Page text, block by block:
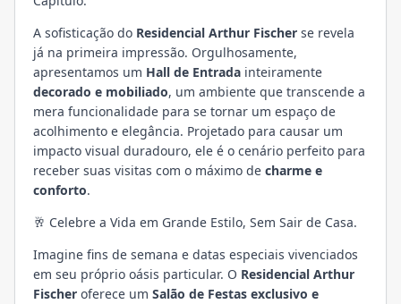
A sofisticação do Residencial Arthur Fischer se revela
já na primeira impressão. Orgulhosamente,
apresentamos um Hall de Entrada inteiramente
decorado e mobiliado, um ambiente que transcende a
mera funcionalidade para se tornar um espaço de
acolhimento e elegância. Projetado para causar um
impacto visual duradouro, ele é o cenário perfeito para
receber suas visitas com o máximo de charme e
conforto.
🥂 Celebre a Vida em Grande Estilo, Sem Sair de Casa.
Imagine fins de semana e datas especiais vivenciados
em seu próprio oásis particular. O Residencial Arthur
Fischer oferece um Salão de Festas exclusivo e